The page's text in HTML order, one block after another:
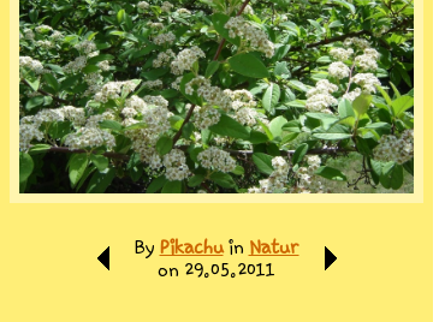
By Pikachuin Natur
on 29.05.2011